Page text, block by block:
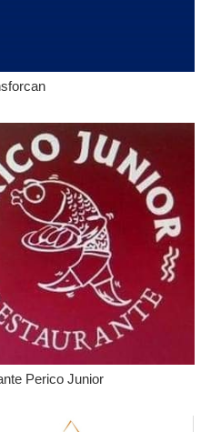
Perico Junior